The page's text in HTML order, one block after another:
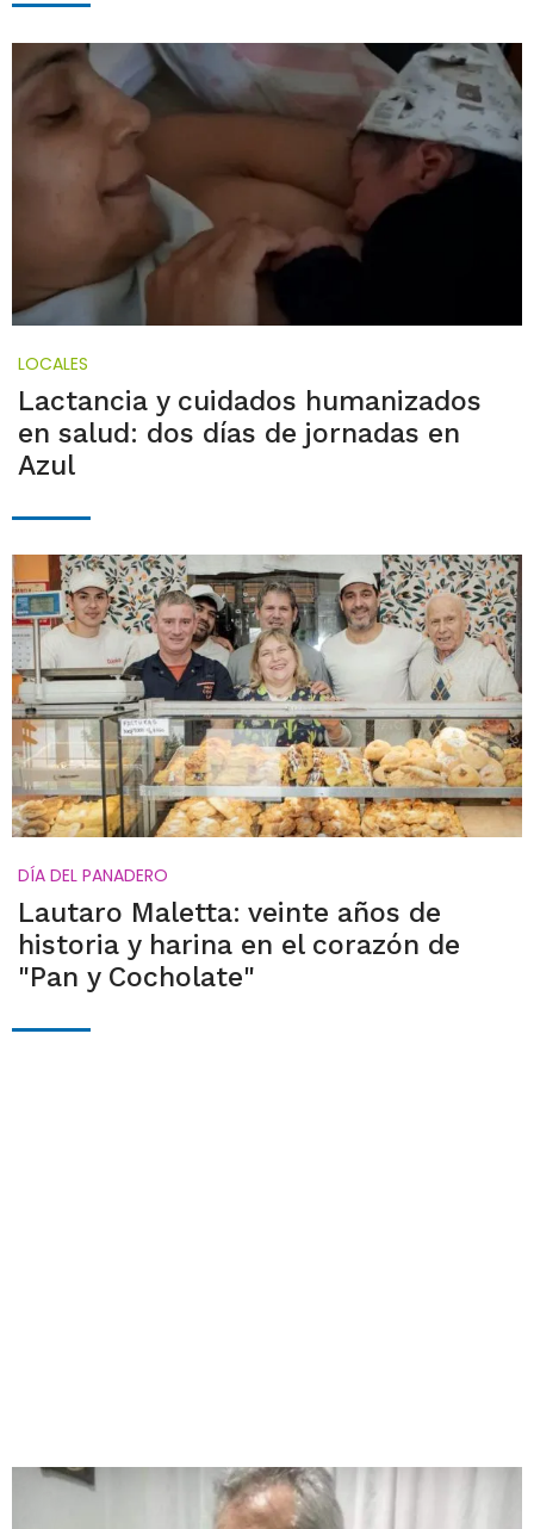
LOCALES
Lactancia y cuidados humanizados
en salud: dos días de jornadas en
Azul
DÍA DEL PANADERO
Lautaro Maletta: veinte años de
historia y harina en el corazón de
"Pan y Cocholate"